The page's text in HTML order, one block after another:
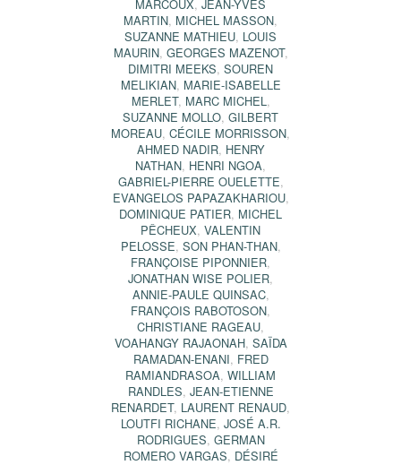
MARCOUX, JEAN-YVES
MARTIN, MICHEL MASSON,
SUZANNE MATHIEU, LOUIS
MAURIN, GEORGES MAZENOT,
DIMITRI MEEKS, SOUREN
MELIKIAN, MARIE-ISABELLE
MERLET, MARC MICHEL,
SUZANNE MOLLO, GILBERT
MOREAU, CÉCILE MORRISSON,
AHMED NADIR, HENRY
NATHAN, HENRI NGOA,
GABRIEL-PIERRE OUELETTE,
EVANGELOS PAPAZAKHARIOU,
DOMINIQUE PATIER, MICHEL
PÊCHEUX, VALENTIN
PELOSSE, SON PHAN-THAN,
FRANÇOISE PIPONNIER,
JONATHAN WISE POLIER,
ANNIE-PAULE QUINSAC,
FRANÇOIS RABOTOSON,
CHRISTIANE RAGEAU,
VOAHANGY RAJAONAH, SAÏDA
RAMADAN-ENANI, FRED
RAMIANDRASOA, WILLIAM
RANDLES, JEAN-ETIENNE
RENARDET, LAURENT RENAUD,
LOUTFI RICHANE, JOSÉ A.R.
RODRIGUES, GERMAN
ROMERO VARGAS, DÉSIRÉ